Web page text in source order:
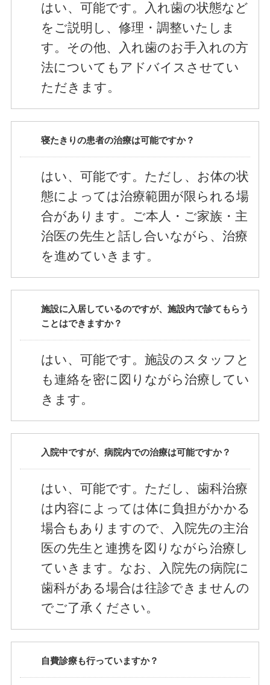
はい、可能です。入れ歯の状態など
をご説明し、修理・調整いたしま
す。その他、入れ歯のお手入れの方
法についてもアドバイスさせてい
ただきます。
寝たきりの患者の治療は可能ですか？
はい、可能です。ただし、お体の状
態によっては治療範囲が限られる場
合があります。ご本人・ご家族・主
治医の先生と話し合いながら、治療
を進めていきます。
施設に入居しているのですが、施設内で診てもらう
ことはできますか？
はい、可能です。施設のスタッフと
も連絡を密に図りながら治療してい
きます。
入院中ですが、病院内での治療は可能ですか？
はい、可能です。ただし、歯科治療
は内容によっては体に負担がかかる
場合もありますので、入院先の主治
医の先生と連携を図りながら治療し
ていきます。なお、入院先の病院に
歯科がある場合は往診できませんの
でご了承ください。
自費診療も行っていますか？